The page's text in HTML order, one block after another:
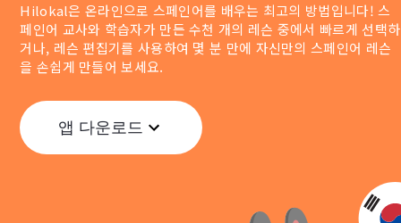
Hilokal은 온라인으로 스페인어를 배우는 최고의 방법입니다! 스
페인어 교사와 학습자가 만든 수천 개의 레슨 중에서 빠르게 선택하
거나, 레슨 편집기를 사용하여 몇 분 만에 자신만의 스페인어 레슨
을 손쉽게 만들어 보세요.
앱 다운로드